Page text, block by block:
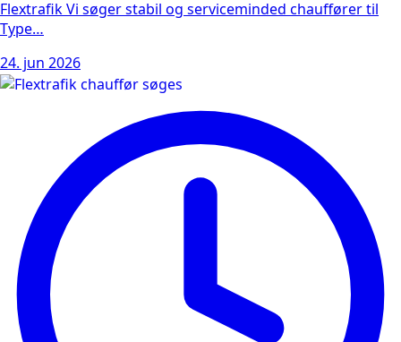
Flextrafik Vi søger stabil og serviceminded chauffører til
Type…
24. jun 2026